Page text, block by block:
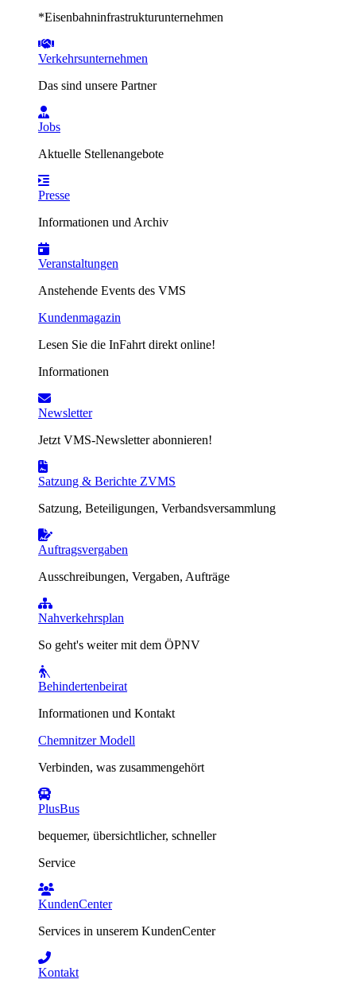
*Eisenbahninfrastrukturunternehmen
Verkehrsunternehmen
Das sind unsere Partner
Jobs
Aktuelle Stellenangebote
Presse
Informationen und Archiv
Veranstaltungen
Anstehende Events des VMS
Kundenmagazin
Lesen Sie die InFahrt direkt online!
Informationen
Newsletter
Jetzt VMS-Newsletter abonnieren!
Satzung & Berichte ZVMS
Satzung, Beteiligungen, Verbandsversammlung
Auftragsvergaben
Ausschreibungen, Vergaben, Aufträge
Nahverkehrsplan
So geht's weiter mit dem ÖPNV
Behindertenbeirat
Informationen und Kontakt
Chemnitzer Modell
Verbinden, was zusammengehört
PlusBus
bequemer, übersichtlicher, schneller
Service
KundenCenter
Services in unserem KundenCenter
Kontakt